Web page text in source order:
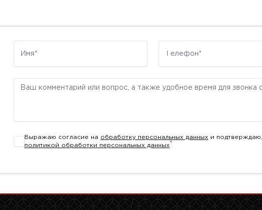
Комментарий
Выражаю согласие на обработку персональных данных и
политикой обработки персональных данных*